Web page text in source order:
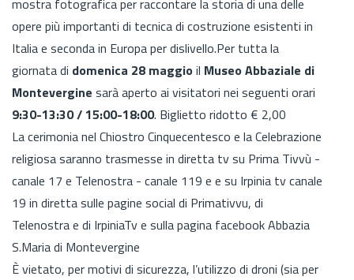
mostra fotografica per raccontare la storia di una delle
opere più importanti di tecnica di costruzione esistenti in
Italia e seconda in Europa per dislivello.Per tutta la
giornata di domenica 28 maggioil Museo Abbaziale di
Montevergine sarà aperto ai visitatori nei seguenti orari
9:30-13:30 / 15:00-18:00. Biglietto ridotto € 2,00
La cerimonia nel Chiostro Cinquecentesco e la Celebrazione
religiosa saranno trasmesse in diretta tv su Prima Tivvù -
canale 17 e Telenostra - canale 119 e e su Irpinia tv canale
19 in diretta sulle pagine social di Primativvu, di
Telenostra e di IrpiniaTv e sulla pagina facebook Abbazia
S.Maria di Montevergine
È vietato, per motivi di sicurezza, l’utilizzo di droni (sia per